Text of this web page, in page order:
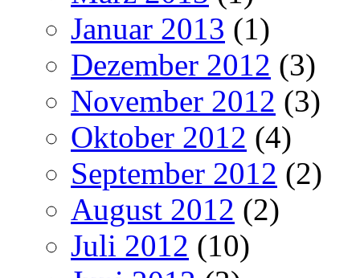
Januar 2013 (1)
Dezember 2012 (3)
November 2012 (3)
Oktober 2012 (4)
September 2012 (2)
August 2012 (2)
Juli 2012 (10)